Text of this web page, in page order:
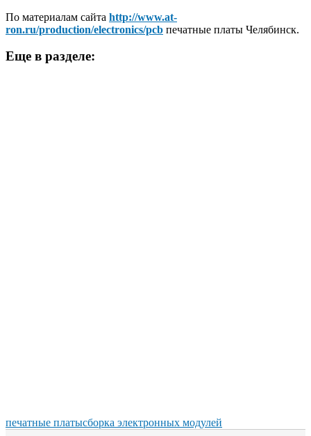
По материалам сайта http://www.at-
ron.ru/production/electronics/pcb печатные платы Челябинск.
Еще в разделе:
печатные платысборка электронных модулей